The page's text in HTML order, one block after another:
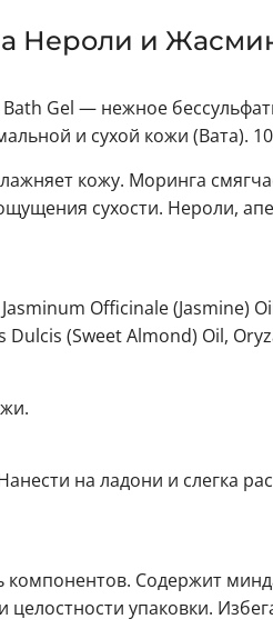
Нероли и
Gel — нежное
и сухой кожи (Вата).
кожу. Моринга
сухости. Нероли,
Officinale (Jasmine)
(Sweet Almond) Oil,
на ладони и слегка
Содержит
упаковки.